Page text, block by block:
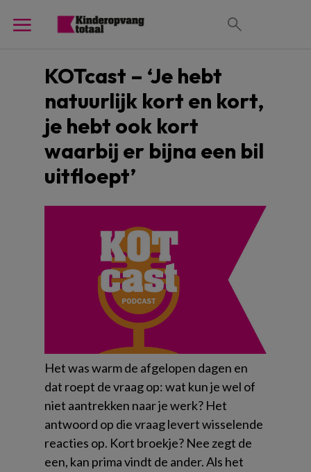
KOTcast – ‘Je hebt
natuurlijk kort en kort,
je hebt ook kort
waarbij er bijna een bil
uitfloept’
Het was warm de afgelopen dagen en
dat roept de vraag op: wat kun je wel of
niet aantrekken naar je werk? Het
antwoord op die vraag levert wisselende
reacties op. Kort broekje? Nee zegt de
een, kan prima vindt de ander. Als het